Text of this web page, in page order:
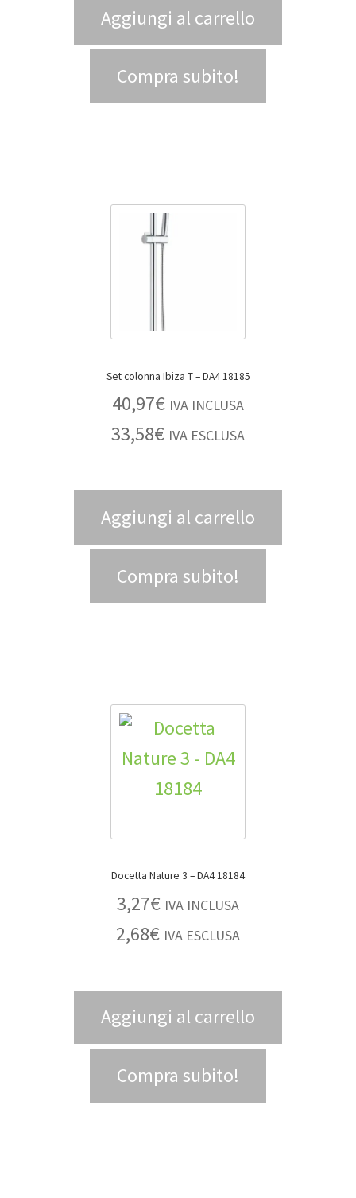
Aggiungi al carrello
Compra subito!
Set colonna Ibiza T – DA4 18185
40,97€ IVA INCLUSA
33,58€ IVA ESCLUSA
Aggiungi al carrello
Compra subito!
Docetta Nature 3 – DA4 18184
3,27€ IVA INCLUSA
2,68€ IVA ESCLUSA
Aggiungi al carrello
Compra subito!